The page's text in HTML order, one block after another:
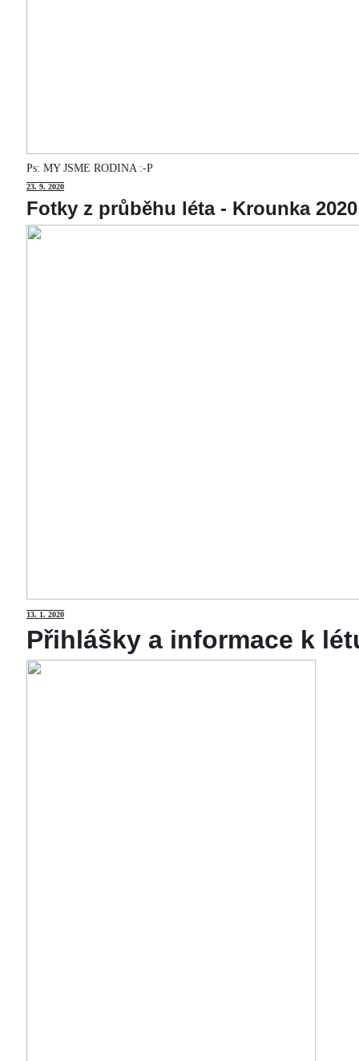
Ps: MY JSME RODINA :-P
23. 9. 2020
Fotky z průběhu léta - Krounka
13. 1. 2020
Přihlášky a informace k